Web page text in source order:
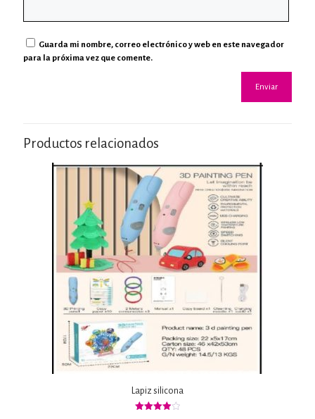
Guarda mi nombre, correo electrónico y web en este navegador
para la próxima vez que comente.
Productos relacionados
Lapiz silicona